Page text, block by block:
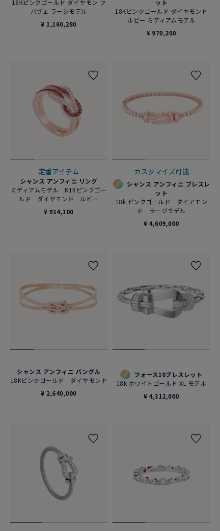
18Kピンクゴールド ダイヤモン フ
パヴェ ラージモデル
¥ 1,160,280
ット
18Kピンクゴールド ダイヤモンド
ルビー ミディアムモデル
¥ 970,200
定番アイテム
シャンス アンフィニ リング
ミディアムモデル K18ピンクゴー
ルド ダイヤモンド ルビー
¥ 914,100
カスタマイズ可能
シャンス アンフィニ ブレスレ
ット
18k ピンクゴールド ダイアモン
ド ラージモデル
¥ 4,609,000
シャンス アンフィニ バングル
18Kピンクゴールド ダイヤモンド
¥ 2,640,000
フォース10ブレスレット
18k ホワイトゴールド XL モデル
¥ 4,312,000